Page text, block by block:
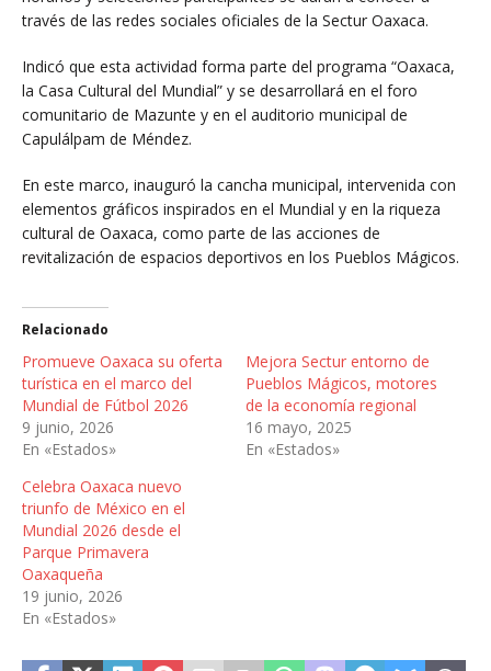
través de las redes sociales oficiales de la Sectur Oaxaca.
Indicó que esta actividad forma parte del programa “Oaxaca,
la Casa Cultural del Mundial” y se desarrollará en el foro
comunitario de Mazunte y en el auditorio municipal de
Capulálpam de Méndez.
En este marco, inauguró la cancha municipal, intervenida con
elementos gráficos inspirados en el Mundial y en la riqueza
cultural de Oaxaca, como parte de las acciones de
revitalización de espacios deportivos en los Pueblos Mágicos.
Relacionado
Promueve Oaxaca su oferta
turística en el marco del
Mundial de Fútbol 2026
9 junio, 2026
En «Estados»
Mejora Sectur entorno de
Pueblos Mágicos, motores
de la economía regional
16 mayo, 2025
En «Estados»
Celebra Oaxaca nuevo
triunfo de México en el
Mundial 2026 desde el
Parque Primavera
Oaxaqueña
19 junio, 2026
En «Estados»